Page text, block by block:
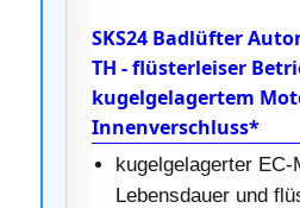
SKS24 Badlüfter
TH - flüsterleiser
kugelgelagertem
Innenverschluss*
kugelgelagerter
Lebensdauer und